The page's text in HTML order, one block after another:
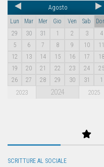
Agosto
Lun Mar Mer Gio Ven Sab
29
30 31 1 2 3
4
5
6 7 8 9 10
11
12
13 14 15 16 17
18
19
20 21 22 23 24
25
26
27 28 29 30 31 1
2023 2024 2025
SCRITTURE AL SOCIALE